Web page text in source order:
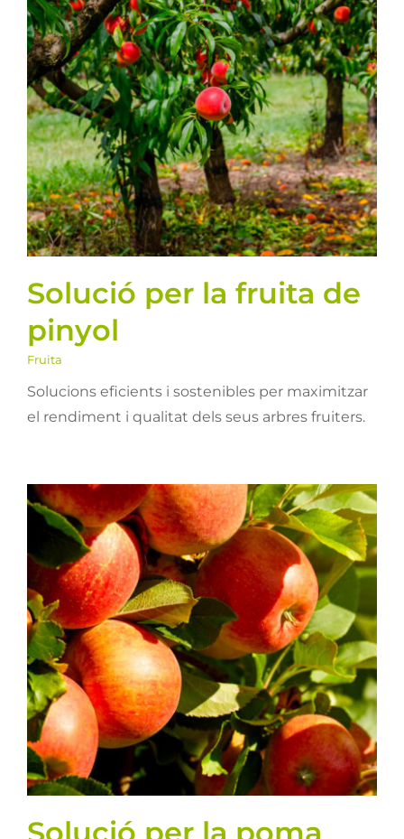
Llavors
Varis
Fitxes de producte
Cultius
Contacte
Solució per la fruita de
pinyol
Fruita
Solució per la fruita de
pinyol
Fruita
Solucions eficients i sostenibles per maximitzar
el rendiment i qualitat dels seus arbres fruiters.
Solució per la poma
Fruita